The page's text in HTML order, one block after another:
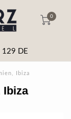
0
129 DE
Ibiza
Ibiza